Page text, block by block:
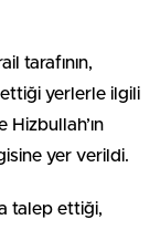
tarafının,
yerlerle ilgili
yer verildi.
talep ettiği,